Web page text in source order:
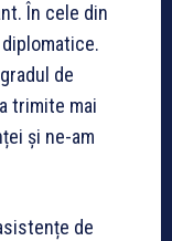
În cele din
de
trimite mai
și ne-am
de